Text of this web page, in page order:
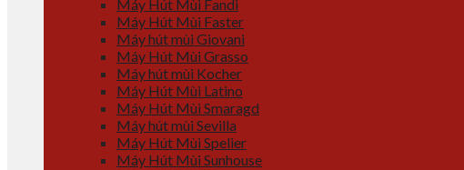
Máy Hút Mùi Fandi
Máy Hút Mùi Faster
Máy hút mùi Giovani
Máy Hút Mùi Grasso
Máy hút mùi Kocher
Máy Hút Mùi Latino
Máy Hút Mùi Smaragd
Máy hút mùi Sevilla
Máy Hút Mùi Spelier
Máy Hút Mùi Sunhouse